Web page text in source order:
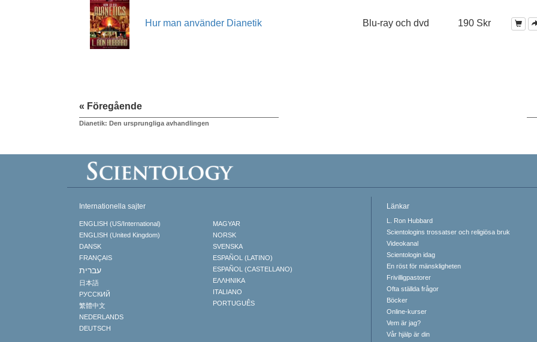
Hur man använder Dianetik Blu-ray och dvd 190 Skr
« Föregående
Dianetik: Den ursprungliga avhandlingen
Internationella sajter
ENGLISH (US/International)
ENGLISH (United Kingdom)
DANSK
FRANÇAIS
עברית
日本語
РУССКИЙ
繁體中文
NEDERLANDS
DEUTSCH
MAGYAR
NORSK
SVENSKA
ESPAÑOL (LATINO)
ESPAÑOL (CASTELLANO)
ΕΛΛΗΝΙΚA
ITALIANO
PORTUGUÊS
Länkar
L. Ron Hubbard
Scientologins trossatser och religiösa bruk
Videokanal
Scientologin idag
En röst för mänskligheten
Frivilligpastorer
Ofta ställda frågor
Böcker
Online-kurser
Vem är jag?
Vår hjälp är din